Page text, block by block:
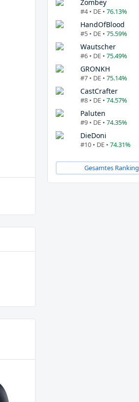
Zombey
#4 • DE • 76.13%
HandOfBlood
#5 • DE • 75.59%
Wautscher
#6 • DE • 75.49%
GRONKH
#7 • DE • 75.14%
CastCrafter
#8 • DE • 74.57%
Paluten
#9 • DE • 74.35%
DieDoni
#10 • DE • 74.31%
Gesamtes Ranking